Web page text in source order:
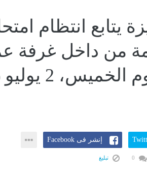
يتابع انتظام
من داخل غرفة
إنشر فى Facebook
تبليغ